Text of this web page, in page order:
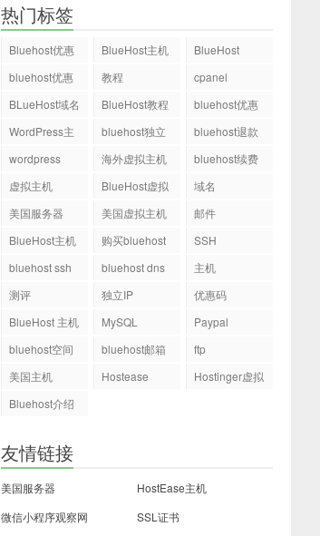
热门标签
Bluehost优惠
BlueHost主机
BlueHost
bluehost优惠
教程
cpanel
BLueHost域名
BlueHost教程
bluehost优惠
WordPress主
bluehost独立
bluehost退款
wordpress
海外虚拟主机
bluehost续费
虚拟主机
BlueHost虚拟
域名
美国服务器
美国虚拟主机
邮件
BlueHost主机
购买bluehost
SSH
bluehost ssh
bluehost dns
主机
测评
独立IP
优惠码
BlueHost 主机
MySQL
Paypal
bluehost空间
bluehost邮箱
ftp
美国主机
Hostease
Hostinger虚拟
Bluehost介绍
友情链接
美国服务器
HostEase主机
微信小程序观察网
SSL证书